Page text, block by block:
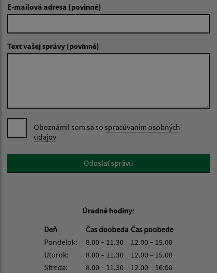
E-mailová adresa (povinné)
Text vašej správy (povinné)
Oboznámil som sa so spracúvaním osobných
údajov
Google reCaptcha ResponseOdoslať správu
Úradné hodiny:
Deň
Čas doobeda Čas poobede
Pondelok:
8.00 – 11.30
12.00 – 15.00
Utorok:
8.00 – 11.30
12.00 – 15.00
Streda:
8.00 – 11.30
12.00 – 16:00